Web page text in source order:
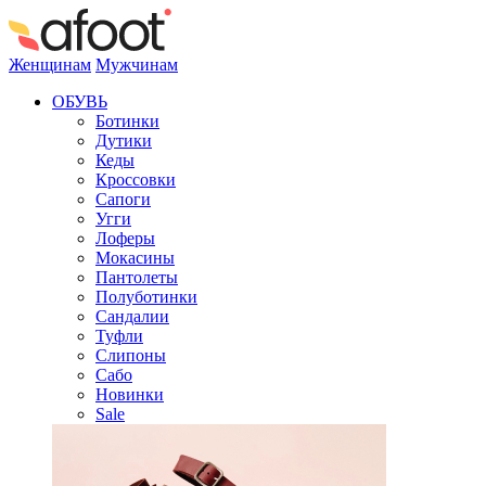
Женщинам Мужчинам
ОБУВЬ
Ботинки
Дутики
Кеды
Кроссовки
Сапоги
Угги
Лоферы
Мокасины
Пантолеты
Полуботинки
Сандалии
Туфли
Слипоны
Сабо
Новинки
Sale